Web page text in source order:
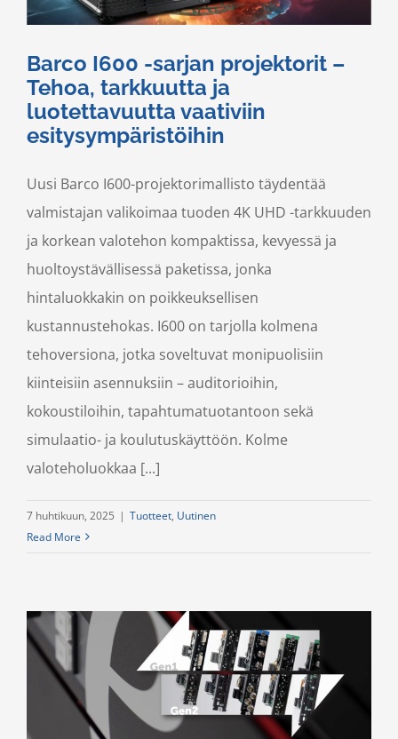
Barco I600 -sarjan projektorit –
Tehoa, tarkkuutta ja
luotettavuutta vaativiin
esitysympäristöihin
Uusi Barco I600-projektorimallisto täydentää
valmistajan valikoimaa tuoden 4K UHD -tarkkuuden
ja korkean valotehon kompaktissa, kevyessä ja
huoltoystävällisessä paketissa, jonka
hintaluokkakin on poikkeuksellisen
kustannustehokas. I600 on tarjolla kolmena
tehoversiona, jotka soveltuvat monipuolisiin
kiinteisiin asennuksiin – auditorioihin,
kokoustiloihin, tapahtumatuotantoon sekä
simulaatio- ja koulutuskäyttöön. Kolme
valoteholuokkaa [...]
7 huhtikuun, 2025 | Tuotteet, Uutinen
Read More